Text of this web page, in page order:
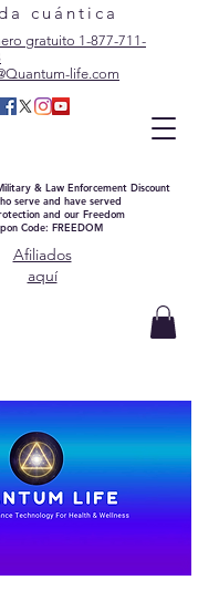
cuántica
gratuito 1-877-711-
life.com
& Law Enforcement Discount
serve and have served
and our Freedom
Code: FREEDOM
Afiliados
aquí